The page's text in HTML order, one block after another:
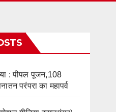
: पीपल पूजन,108
परंपरा का महापर्व